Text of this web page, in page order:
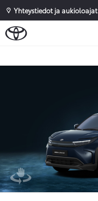
Yhteystiedot ja aukioloajat